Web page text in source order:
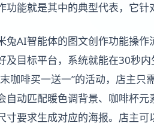
功能就是其中的典型代表，它针
兔AI智能体的图文创作功能操
及目标平台，系统就能在30秒
咖啡买一送一”的活动，店主只
自动匹配暖色调背景、咖啡杯
寸要求生成对应的海报。店主